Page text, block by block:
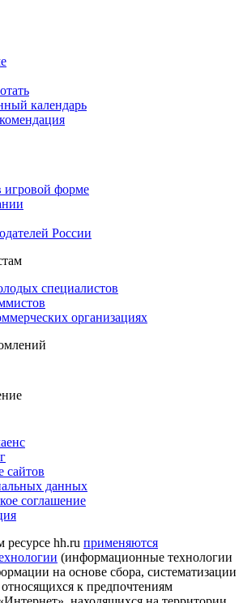
календарь
форме
России
специалистов
организациях
сайтов
данных
соглашение
hh.ru применяются
(информационные технологии
на основе сбора, систематизации
к предпочтениям